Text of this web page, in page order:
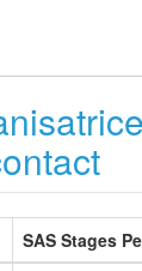
SAS Stages